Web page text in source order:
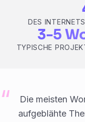
DES
3-5
TYPISCHE
Die meisten
aufgeblähte